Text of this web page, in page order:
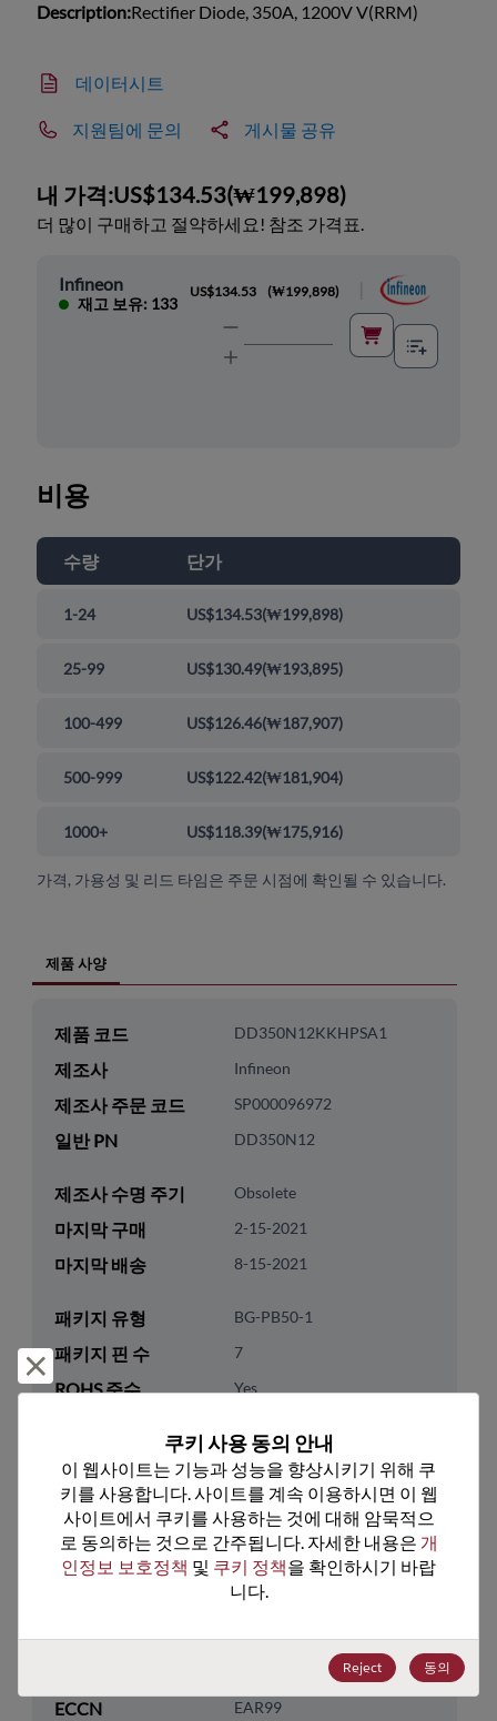
Description:Rectifier Diode, 350A, 1200V V(RRM)
데이터시트
지원팀에 문의 게시물 공유
내 가격:US$134.53(₩199,898)
더 많이 구매하고 절약하세요! 참조 가격표.
Infineon
재고 보유: 133
US$134.53 (₩199,898)
비용
수량 단가
1-24 US$134.53(₩199,898)
25-99 US$130.49(₩193,895)
100-499 US$126.46(₩187,907)
500-999 US$122.42(₩181,904)
1000+ US$118.39(₩175,916)
가격, 가용성 및 리드 타임은 주문 시점에 확인될 수 있습니다.
제품 사양
제품 코드 DD350N12KKHPSA1
제조사 Infineon
제조사 주문 코드 SP000096972
일반 PN DD350N12
제조사 수명 주기 Obsolete
마지막 구매 2-15-2021
마지막 배송 8-15-2021
패키지 유형 BG-PB50-1
패키지 핀 수 7
ROHS 준수 Yes
패키지 유형 Tray
패키지 수량 3
기술 카테고리 Discretes
Diodes
8541.10.0080
ECCN EAR99
거부 및 닫기
쿠키 사용 동의 안내
이 웹사이트는 기능과 성능을 향상시키기 위해 쿠
키를 사용합니다. 사이트를 계속 이용하시면 이 웹
사이트에서 쿠키를 사용하는 것에 대해 암묵적으
로 동의하는 것으로 간주됩니다. 자세한 내용은 개
인정보 보호정책 및 쿠키 정책을 확인하시기 바랍
니다.
Reject 동의